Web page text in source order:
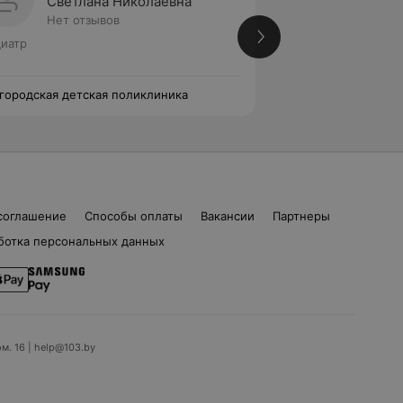
Нет отзывов
детская поликлиника
Способы оплаты Вакансии
Партнеры
персональных данных
16 | help@103.by